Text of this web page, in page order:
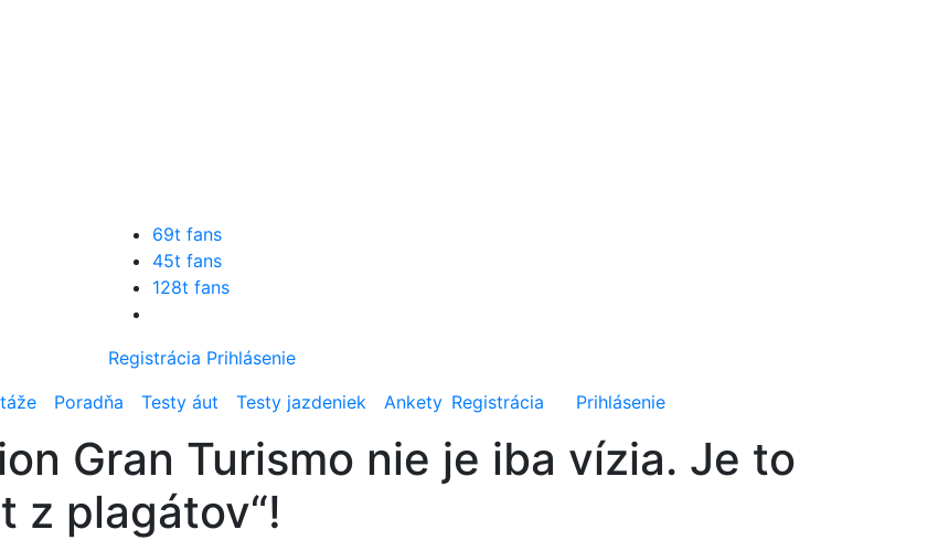
69t fans
45t fans
128t fans
Registrácia Prihlásenie
Poradňa Testy áut Testy jazdeniek Ankety Registrácia Prihlásenie
Gran Turismo nie je iba vízia. Je to
z plagátov“!